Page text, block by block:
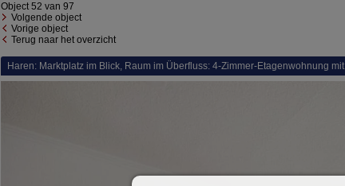
Object 52 van 97
Volgende object
Vorige object
Terug naar het overzicht
Haren: Marktplatz im Blick, Raum im Überfluss: 4-Zimmer-Etagenwohnung